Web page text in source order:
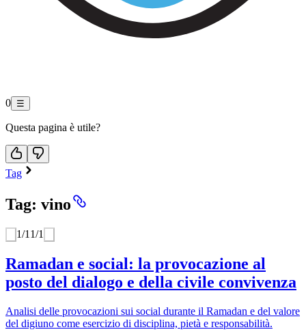
0 ☰
Questa pagina è utile?
Tag
Tag: vino
1/1 1/1
Ramadan e social: la provocazione al
posto del dialogo e della civile convivenza
Analisi delle provocazioni sui social durante il Ramadan e del valore
del digiuno come esercizio di disciplina, pietà e responsabilità.